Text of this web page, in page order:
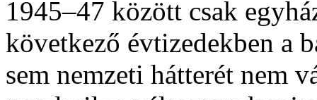
1945–47 között csak
következő évtizedekben a
sem nemzeti hátterét nem